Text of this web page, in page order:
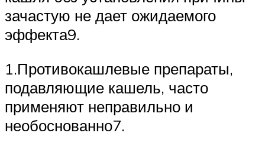
зачастую не дает ожидаемого
эффекта9.
1.Противокашлевые препараты,
подавляющие кашель, часто
применяют неправильно и
необоснованно7.